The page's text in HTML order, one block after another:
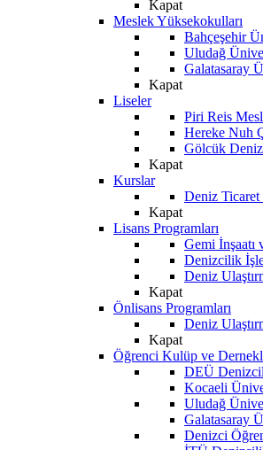
Kapat
Meslek Yüksekokulları
Bahçeşehir
Uludağ
Galatasaray
Kapat
Liseler
Piri Reis
Hereke Nuh
Gölcük
Kapat
Kurslar
Deniz Ticaret
Kapat
Lisans Programları
Gemi İnşaatı
Denizcilik
Deniz
Kapat
Önlisans Programları
Deniz
Kapat
Öğrenci Kulüp ve
DEÜ
Kocaeli
Uludağ
Galatasaray
Denizci